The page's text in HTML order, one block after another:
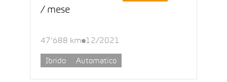
/ mese
47’688 km 12/2021
Ibrido Automatico